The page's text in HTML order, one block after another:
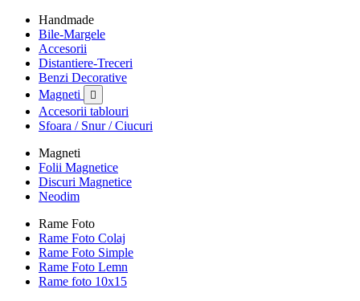
Handmade
Bile-Margele
Accesorii
Distantiere-Treceri
Benzi Decorative
Magneti

Accesorii tablouri
Sfoara / Snur / Ciucuri
Magneti
Folii Magnetice
Discuri Magnetice
Neodim
Rame Foto
Rame Foto Colaj
Rame Foto Simple
Rame Foto Lemn
Rame foto 10x15